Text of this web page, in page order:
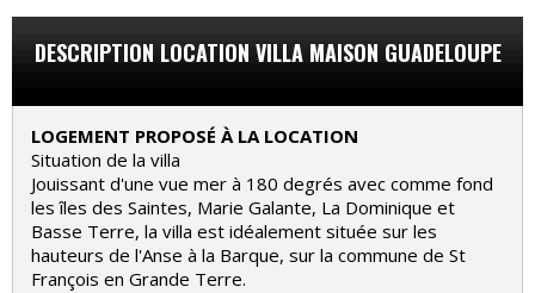
DESCRIPTION LOCATION VILLA MAISON GUADELOUPE
LOGEMENT PROPOSÉ À LA LOCATION
Situation de la villa
Jouissant d'une vue mer à 180 degrés avec comme fond
les îles des Saintes, Marie Galante, La Dominique et
Basse Terre, la villa est idéalement située sur les
hauteurs de l'Anse à la Barque, sur la commune de St
François en Grande Terre.